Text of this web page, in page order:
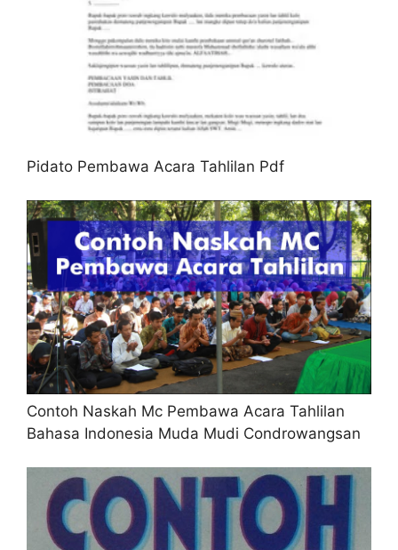
Pidato Pembawa Acara Tahlilan Pdf
Contoh Naskah Mc Pembawa Acara Tahlilan
Bahasa Indonesia Muda Mudi Condrowangsan